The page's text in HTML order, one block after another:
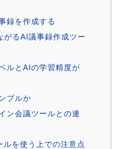
録を作成する
がるAI議事録作成ツー
ルとAIの学習精度が
プルか
ン会議ツールとの連
ルを使う上での注意点